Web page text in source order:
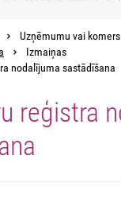
Uzņēmumu vai
Izmaiņas
nodalījuma sastādīšana
reģistra